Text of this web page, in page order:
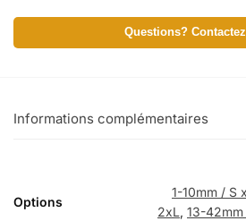
Questions?
Informations complémentaires
Options
1-10mm / S
2xL, 13-